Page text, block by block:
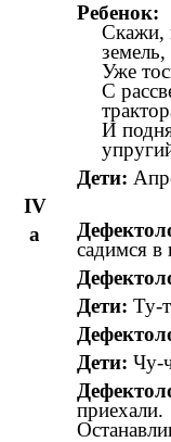
Ребенок:
Скажи,
земель,
Уже
С
И
Дети:
IV
а
садимся в
Дети: Ту-
Дети: Чу-
приехали.